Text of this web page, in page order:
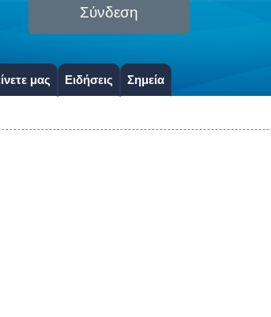
Σύνδεση
μας Ειδήσεις Σημεία